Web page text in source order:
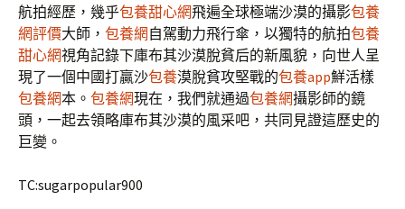
航拍經歷，幾乎包養甜心網飛遍全球極端沙漠的攝影包養
網評價大師， 包養網自駕動力飛行傘，以獨特的航拍包養
甜心網視角記錄下庫布其沙漠脫貧后的新風貌，向世人呈
現了一個中國打贏沙包養漠脫貧攻堅戰的包養app鮮活樣
包養網本。 包養網現在，我們就通過包養網攝影師的鏡
頭，一起去領略庫布其沙漠的風采吧，共同見證這歷史的
巨變。
TC:sugarpopular900